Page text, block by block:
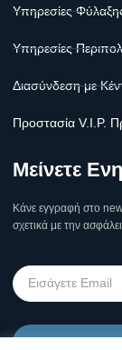
Υπηρεσίες
Υπηρεσίες
Διασύνδεση με
Προστασία V.I.P.
Μείνετε
Κάνε εγγραφή στο
σχετικά με την